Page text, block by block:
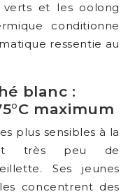
et les oolong
conditionne
ressentie au
blanc :
maximum
plus sensibles à la
très peu de
Ses jeunes
concentrent des